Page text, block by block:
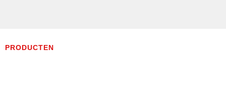
PRODUCTEN